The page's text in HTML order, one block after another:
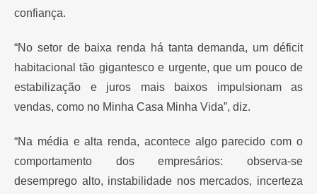
confiança.
“No setor de baixa renda há tanta demanda, um déficit
habitacional tão gigantesco e urgente, que um pouco de
estabilização e juros mais baixos impulsionam as
vendas, como no Minha Casa Minha Vida”, diz.
“Na média e alta renda, acontece algo parecido com o
comportamento dos empresários: observa-se
desemprego alto, instabilidade nos mercados, incerteza